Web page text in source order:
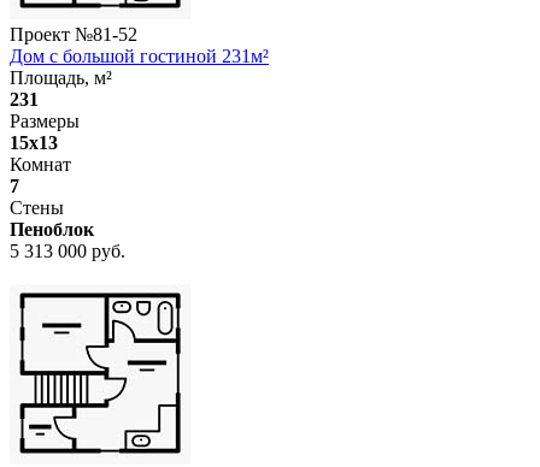
Проект №81-52
Дом с большой гостиной 231м²
Площадь, м²
231
Размеры
15x13
Комнат
7
Стены
Пеноблок
5 313 000 руб.